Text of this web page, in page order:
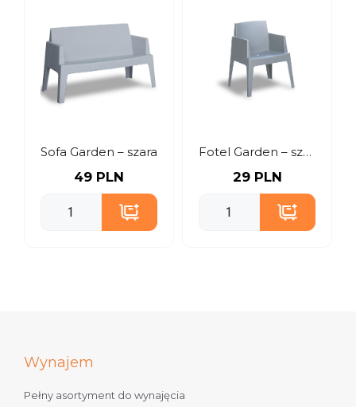
Sofa Garden – szara
49 PLN
Fotel Garden – szary
29 PLN
Wynajem
Pełny asortyment do wynajęcia